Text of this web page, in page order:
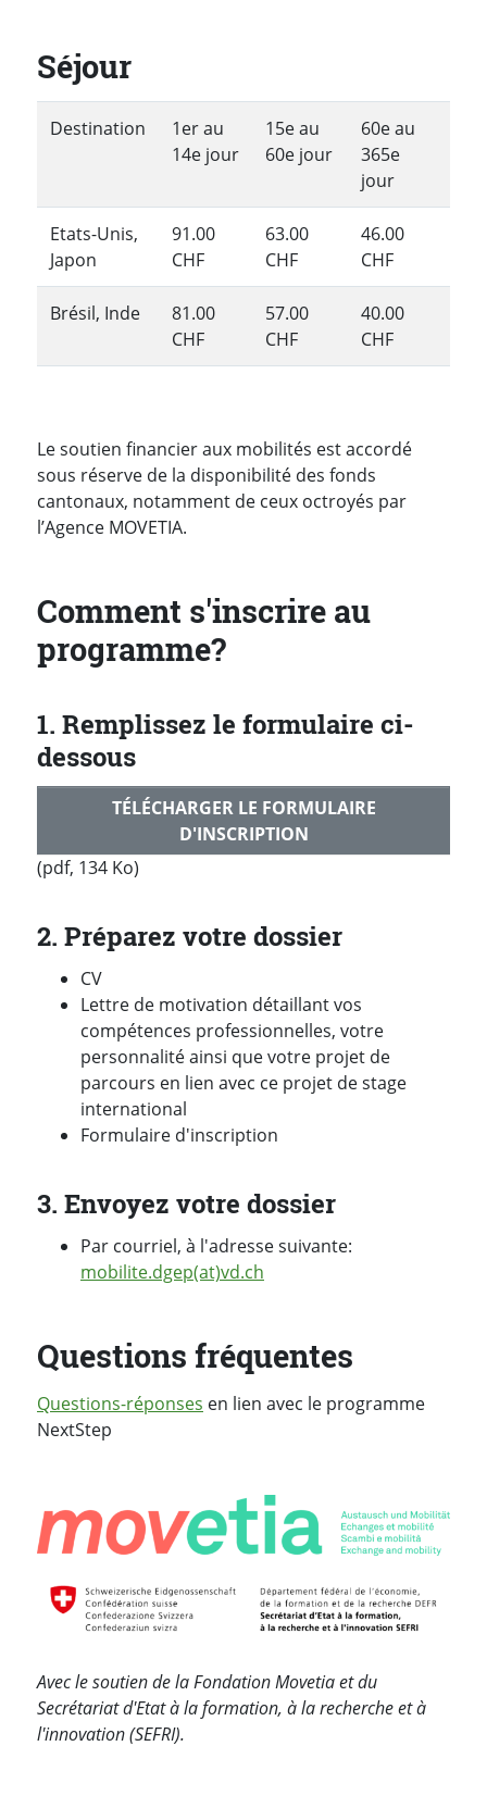
Séjour
Destination
1er au
14e jour
15e au
60e jour
60e au
365e
jour
Etats-Unis,
Japon
91.00
CHF
63.00
CHF
46.00
CHF
Brésil, Inde
81.00
CHF
57.00
CHF
40.00
CHF
Le soutien financier aux mobilités est accordé
sous réserve de la disponibilité des fonds
cantonaux, notamment de ceux octroyés par
l’Agence MOVETIA.
Comment s'inscrire au
programme?
1. Remplissez le formulaire ci-
dessous
TÉLÉCHARGER LE FORMULAIRE
D'INSCRIPTION
(pdf, 134 Ko)
2. Préparez votre dossier
CV
Lettre de motivation détaillant vos
compétences professionnelles, votre
personnalité ainsi que votre projet de
parcours en lien avec ce projet de stage
international
Formulaire d'inscription
3. Envoyez votre dossier
Par courriel, à l'adresse suivante:
mobilite.dgep(at)vd.ch
Questions fréquentes
Questions-réponses en lien avec le programme
NextStep
Avec le soutien de la Fondation Movetia et du
Secrétariat d'Etat à la formation, à la recherche et à
l'innovation (SEFRI).